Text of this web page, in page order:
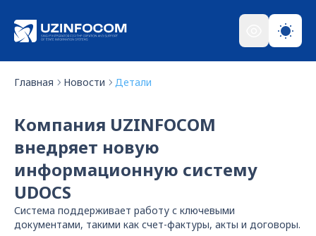
Главная Новости Детали
Компания UZINFOCOM
внедряет новую
информационную систему
UDOCS
Система поддерживает работу с ключевыми
документами, такими как счет-фактуры, акты и договоры.